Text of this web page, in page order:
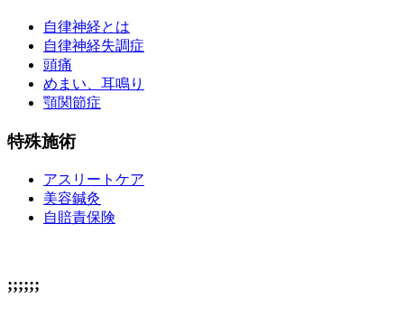
自律神経とは
自律神経失調症
頭痛
めまい、耳鳴り
顎関節症
特殊施術
アスリートケア
美容鍼灸
自賠責保険
;;;;;;